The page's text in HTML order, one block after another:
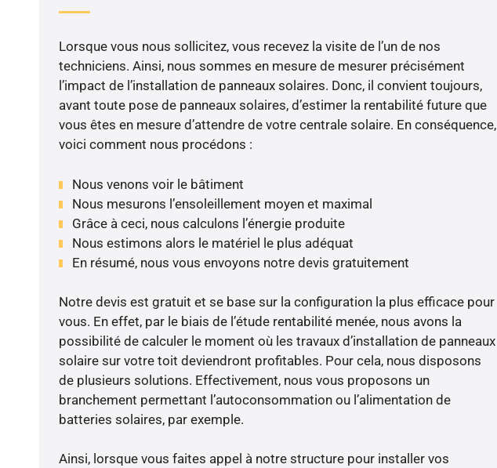
Lorsque vous nous sollicitez, vous recevez la visite de l’un de nos
techniciens. Ainsi, nous sommes en mesure de mesurer précisément
l’impact de l’installation de panneaux solaires. Donc, il convient toujours,
avant toute pose de panneaux solaires, d’estimer la rentabilité future que
vous êtes en mesure d’attendre de votre centrale solaire. En conséquence,
voici comment nous procédons :
Nous venons voir le bâtiment
Nous mesurons l’ensoleillement moyen et maximal
Grâce à ceci, nous calculons l’énergie produite
Nous estimons alors le matériel le plus adéquat
En résumé, nous vous envoyons notre devis gratuitement
Notre devis est gratuit et se base sur la configuration la plus efficace pour
vous. En effet, par le biais de l’étude rentabilité menée, nous avons la
possibilité de calculer le moment où les travaux d’installation de panneaux
solaire sur votre toit deviendront profitables. Pour cela, nous disposons
de plusieurs solutions. Effectivement, nous vous proposons un
branchement permettant l’autoconsommation ou l’alimentation de
batteries solaires, par exemple.
Ainsi, lorsque vous faites appel à notre structure pour installer vos